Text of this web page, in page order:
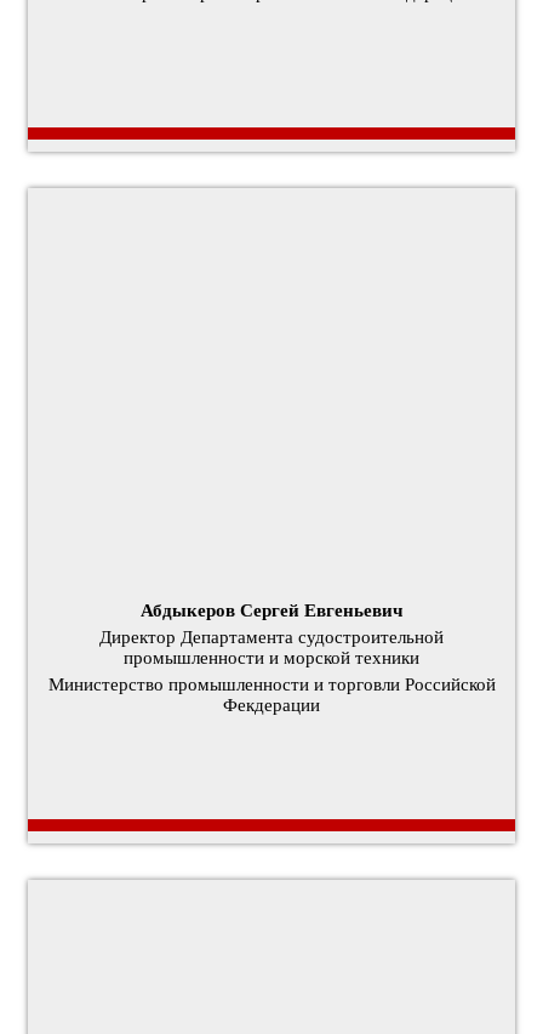
Абдыкеров Сергей Евгеньевич
Директор Департамента судостроительной
промышленности и морской техники
Министерство промышленности и торговли Российской
Фекдерации